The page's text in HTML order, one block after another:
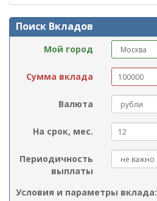
Поиск Вкладов
Мой город
Сумма вклада
Валюта
На срок, мес.
Периодичность
выплаты
Условия и параметры вклада: